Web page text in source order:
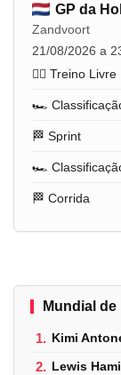
GP da
Zandvoort
21/08/2026 a
🏋️‍♂️ Treino Livre
🏎️
🏁 Sprint
🏎️
🏁 Corrida
Mundial
1. Kimi
2. Lewis